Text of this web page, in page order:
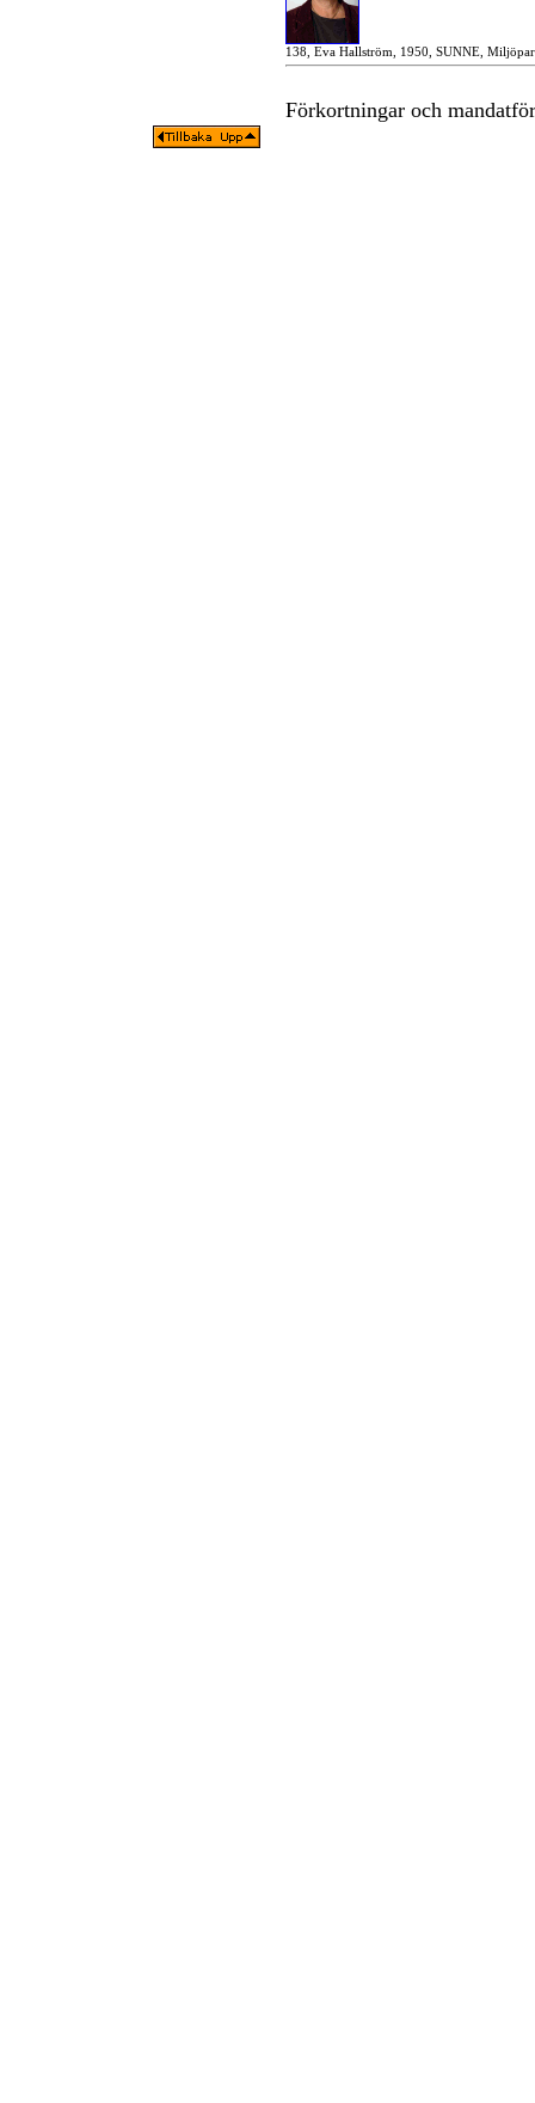
138, Eva Hallström, 1950, SUNNE,
Förkortningar och